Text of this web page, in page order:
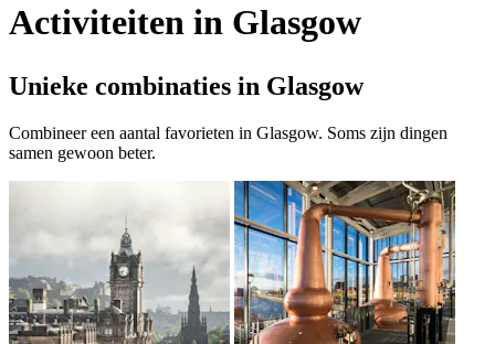
Activiteiten in Glasgow
Unieke combinaties in Glasgow
Combineer een aantal favorieten in Glasgow. Soms zijn dingen
samen gewoon beter.